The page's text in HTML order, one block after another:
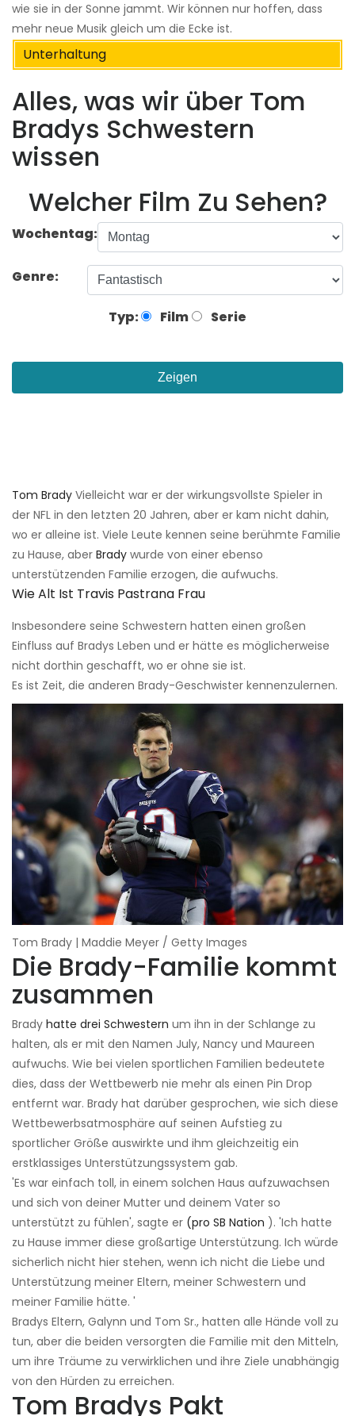
wie sie in der Sonne jammt. Wir können nur hoffen, dass
mehr neue Musik gleich um die Ecke ist.
Unterhaltung
Alles, was wir über Tom
Bradys Schwestern
wissen
Welcher Film Zu Sehen?
Wochentag:
Genre:
Typ: Film Serie
Zeigen
Tom Brady Vielleicht war er der wirkungsvollste Spieler in
der NFL in den letzten 20 Jahren, aber er kam nicht dahin,
wo er alleine ist. Viele Leute kennen seine berühmte Familie
zu Hause, aber Brady wurde von einer ebenso
unterstützenden Familie erzogen, die aufwuchs.
Wie Alt Ist Travis Pastrana Frau
Insbesondere seine Schwestern hatten einen großen
Einfluss auf Bradys Leben und er hätte es möglicherweise
nicht dorthin geschafft, wo er ohne sie ist.
Es ist Zeit, die anderen Brady-Geschwister kennenzulernen.
Tom Brady | Maddie Meyer / Getty Images
Die Brady-Familie kommt
zusammen
Brady hatte drei Schwestern um ihn in der Schlange zu
halten, als er mit den Namen July, Nancy und Maureen
aufwuchs. Wie bei vielen sportlichen Familien bedeutete
dies, dass der Wettbewerb nie mehr als einen Pin Drop
entfernt war. Brady hat darüber gesprochen, wie sich diese
Wettbewerbsatmosphäre auf seinen Aufstieg zu
sportlicher Größe auswirkte und ihm gleichzeitig ein
erstklassiges Unterstützungssystem gab.
'Es war einfach toll, in einem solchen Haus aufzuwachsen
und sich von deiner Mutter und deinem Vater so
unterstützt zu fühlen', sagte er (pro SB Nation ). 'Ich hatte
zu Hause immer diese großartige Unterstützung. Ich würde
sicherlich nicht hier stehen, wenn ich nicht die Liebe und
Unterstützung meiner Eltern, meiner Schwestern und
meiner Familie hätte. '
Bradys Eltern, Galynn und Tom Sr., hatten alle Hände voll zu
tun, aber die beiden versorgten die Familie mit den Mitteln,
um ihre Träume zu verwirklichen und ihre Ziele unabhängig
von den Hürden zu erreichen.
Tom Bradys Pakt